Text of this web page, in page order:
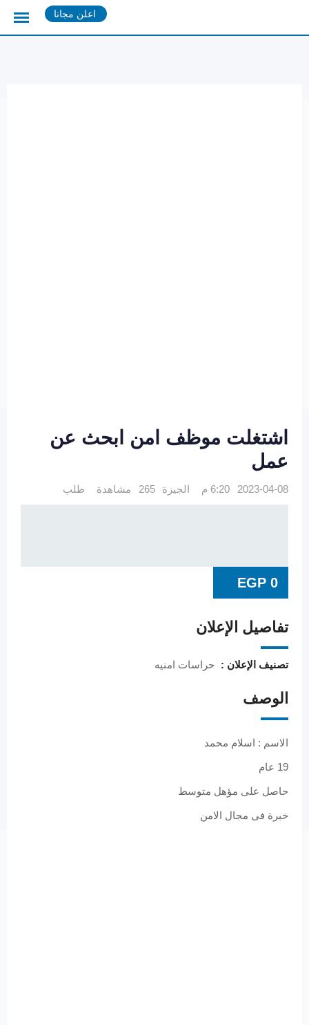
اعلن مجانا
اشتغلت موظف امن ابحث عن
عمل
2023-04-08 6:20 م الجيزة 265 مشاهدة طلب
EGP 0
تفاصيل الإعلان
تصنيف الإعلان : حراسات امنيه
الوصف
الاسم : اسلام محمد
19 عام
حاصل على مؤهل متوسط
خبرة فى مجال الامن